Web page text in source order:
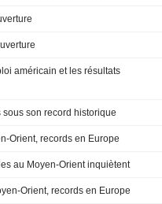
américain et les résultats
son record historique
Orient, records en Europe
au Moyen-Orient inquiètent
Orient, records en Europe